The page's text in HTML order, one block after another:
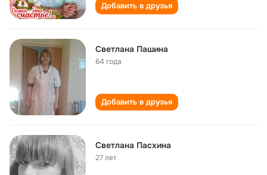
Добавить в друзья
Светлана Пашина
64 года
Добавить в друзья
Светлана Пасхина
27 лет